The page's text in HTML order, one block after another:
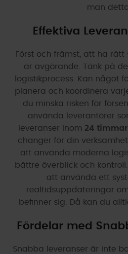
man
Effektiva
Först och främst, att ha rätt
är avgörande. Tänk på
logistikprocess. Kan något
planera och koordinera
du minska risken för
använda leverantörer
leveranser inom 24 timmar
changer för din
att använda moderna
bättre överblick och
att använda ett
realtidsuppdateringar
befinner sig. Då kan du
Fördelar med
Snabba leveranser är inte